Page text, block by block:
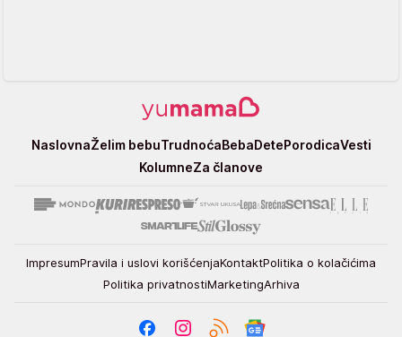
Yumama
NaslovnaŽelim bebuTrudnoćaBebaDetePorodicaVesti
KolumneZa članove
ImpresumPravila i uslovi korišćenjaKontaktPolitika o kolačićima
Politika privatnostiMarketingArhiva